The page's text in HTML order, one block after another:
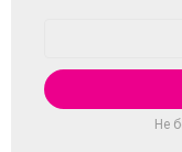
Не